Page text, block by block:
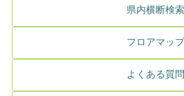
県内横断検索
フロアマップ
よくある質問